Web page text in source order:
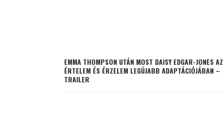
EMMA THOMPSON UTÁN MOST DAISY EDGAR-JONES AZ
ÉRTELEM ÉS ÉRZELEM LEGÚJABB ADAPTÁCIÓJÁBAN –
TRAILER